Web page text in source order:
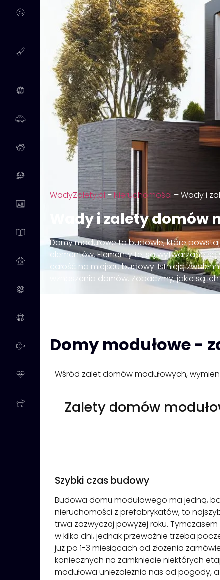
WadyZalety.pl–Nieruchomości –Wady i
Wady i zalety domów
Domy modułowe to budowle, które
elementów. Elementy te, są wytwarzane
całość na miejscu budowy. Istnieją
wznoszenia domów. Zobaczmy, jakie są
Domy modułowe -
Wśród zalet domów modułowych,
Zalety domów
Szybki czas budowy
Budowa domu modułowego ma jedną,
nieruchomości z prefabrykatów, to
trwa zazwyczaj powyżej roku.
w kilka dni, jednak przeważnie trzeba
już po 1-3 miesiącach od złożenia
koniecznych na zamknięcie niektórych
modułowa uniezależnia nas od pogody,